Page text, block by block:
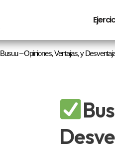
Busuu – Opiniones, Ventajas, y